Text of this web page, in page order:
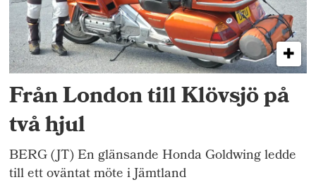
Från London till Klövsjö på
två hjul
BERG (JT) En glänsande Honda Goldwing ledde
till ett oväntat möte i Jämtland